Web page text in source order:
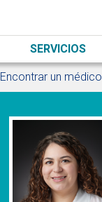
SERVICIOS
Encontrar un médico